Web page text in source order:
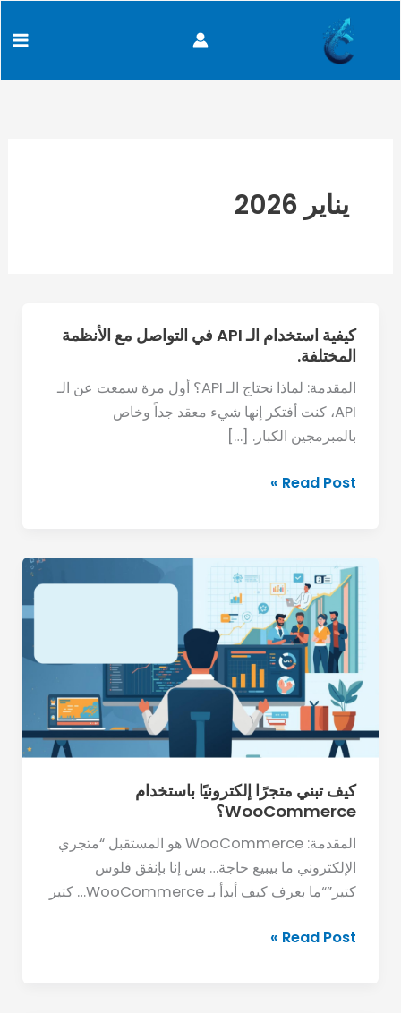
يناير 2026
كيفية استخدام الـ API في التواصل مع الأنظمة
المختلفة.
المقدمة: لماذا نحتاج الـ API؟ أول مرة سمعت عن الـ
API، كنت أفتكر إنها شيء معقد جداً وخاص
بالمبرمجين الكبار. […]
كيفية
استخدام
الـ
API
في
مع
Read Post »
كيف تبني متجرًا إلكترونيًا باستخدام
WooCommerce؟
المقدمة: WooCommerce هو المستقبل “متجري
الإلكتروني ما بيبيع حاجة… بس إنا بإنفق فلوس
كتير”“ما بعرف كيف أبدأ بـ WooCommerce… كتير
كيف
تبني
متجرًا
إلكترونيًا
باستخدام
WooCommerce؟
Read Post »